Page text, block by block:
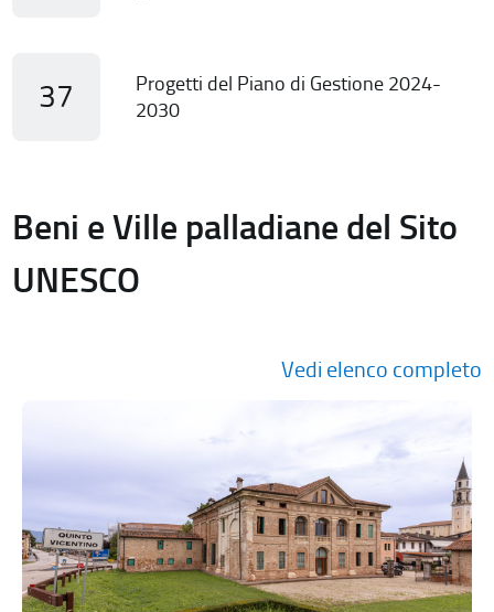
37
Progetti del Piano di Gestione 2024-
2030
Beni e Ville palladiane del Sito
UNESCO
Vedi elenco completo